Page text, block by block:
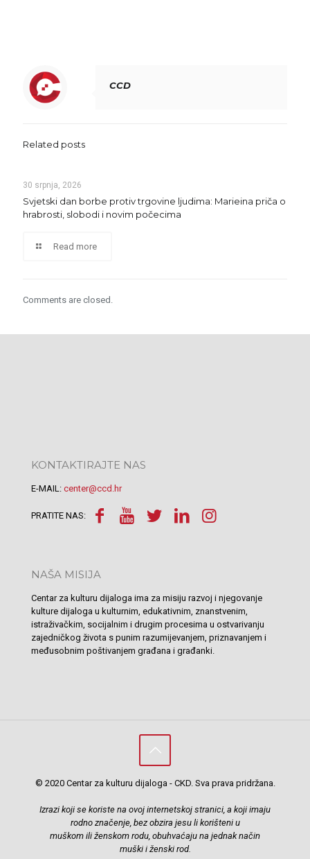
CCD
Related posts
30 srpnja, 2026
Svjetski dan borbe protiv trgovine ljudima: Marieina priča o
hrabrosti, slobodi i novim počecima
Read more
Comments are closed.
KONTAKTIRAJTE NAS
E-MAIL: center@ccd.hr
PRATITE NAS:
NAŠA MISIJA
Centar za kulturu dijaloga ima za misiju razvoj i njegovanje
kulture dijaloga u kulturnim, edukativnim, znanstvenim,
istraživačkim, socijalnim i drugim procesima u ostvarivanju
zajedničkog života s punim razumijevanjem, priznavanjem i
međusobnim poštivanjem građana i građanki.
© 2020 Centar za kulturu dijaloga - CKD. Sva prava pridržana.
Izrazi koji se koriste na ovoj internetskoj stranici, a koji imaju
rodno značenje, bez obzira jesu li korišteni u
muškom ili ženskom rodu, obuhvaćaju na jednak način
muški i ženski rod.